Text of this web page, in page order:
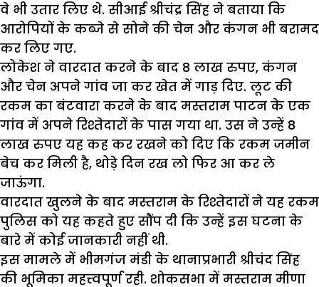
वे भी उतार लिए थे. सीआई श्रीचंद्र सिंह ने बताया कि
आरोपियों के कब्जे से सोने की चेन और कंगन भी बरामद
कर लिए गए.
लोकेश ने वारदात करने के बाद 8 लाख रुपए, कंगन
और चेन अपने गांव जा कर खेत में गाड़ दिए. लूट की
रकम का बंटवारा करने के बाद मस्तराम पाटन के एक
गांव में अपने रिश्तेदारों के पास गया था. उस ने उन्हें 8
लाख रुपए यह कह कर रखने को दिए कि रकम जमीन
बेच कर मिली है, थोड़े दिन रख लो फिर आ कर ले
जाऊंगा.
वारदात खुलने के बाद मस्तराम के रिश्तेदारों ने यह रकम
पुलिस को यह कहते हुए सौंप दी कि उन्हें इस घटना के
बारे में कोई जानकारी नहीं थी.
इस मामले में भीमगंज मंडी के थानाप्रभारी श्रीचंद सिंह
की भूमिका महत्त्वपूर्ण रही. शोकसभा में मस्तराम मीणा